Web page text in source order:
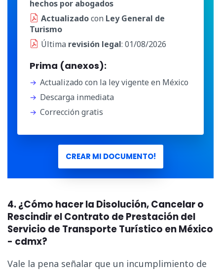
hechos por abogados
Actualizadocon Ley General de
Turismo
Última revisión legal: 01/08/2026
Prima (anexos):
Actualizado con la ley vigente en México
Descarga inmediata
Corrección gratis
CREAR MI DOCUMENTO!
4. ¿Cómo hacer la Disolución, Cancelar o
Rescindir el Contrato de Prestación del
Servicio de Transporte Turístico en México
- cdmx?
Vale la pena señalar que un incumplimiento de